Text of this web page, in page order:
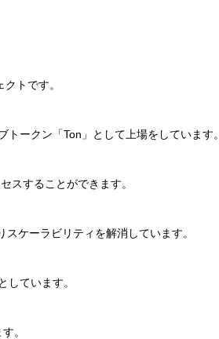
トです。
ークン「Ton」として上場をしています。
スすることができます。
ケーラビリティを解消しています。
しています。
。